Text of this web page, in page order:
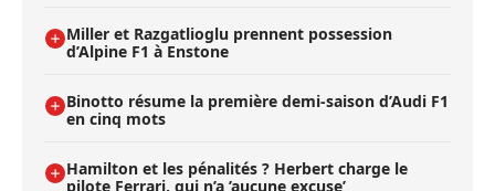
Miller et Razgatlioglu prennent possession
d’Alpine F1 à Enstone
Binotto résume la première demi-saison d’Audi F1
en cinq mots
Hamilton et les pénalités ? Herbert charge le
pilote Ferrari, qui n’a ’aucune excuse’